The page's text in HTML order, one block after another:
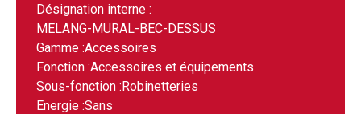
Désignation interne :
MELANG-MURAL-BEC-DESSUS
Gamme :Accessoires
Fonction :Accessoires et équipements
Sous-fonction :Robinetteries
Energie :Sans